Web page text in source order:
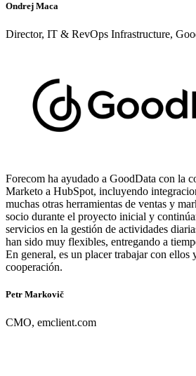
Ondrej Maca
Director, IT & RevOps Infrastructure,
Forecom ha ayudado a GoodData con la
Marketo a HubSpot, incluyendo
muchas otras herramientas de ventas y
socio durante el proyecto inicial y
servicios en la gestión de actividades
han sido muy flexibles, entregando a
En general, es un placer trabajar con ellos
cooperación.
Petr Markovič
CMO, emclient.com